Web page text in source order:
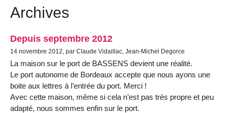
Archives
Depuis septembre 2012
14 novembre 2012, par Claude Vidaillac, Jean-Michel Degorce
La maison sur le port de BASSENS devient une réalité.
Le port autonome de Bordeaux accepte que nous ayons une
boite aux lettres à l’entrée du port. Merci !
Avec cette maison, même si cela n’est pas très propre et peu
adapté, nous sommes enfin sur le port.